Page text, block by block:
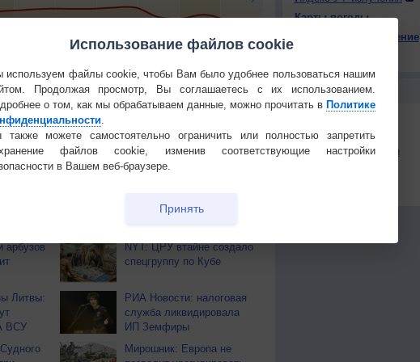
+8 +9 +10 +12 +10 +10
декада Мобильная версия
арбузов
NYT: ЦРУ втайне создало
спецгруппу по Кубе
Литвы:
ВСУ
РИА Новости: налоговая
служба ликвидировала
ИП Земфиры
Мирошник: Европа не
Карты погоды
Атмосферное давление
КОНТАКТЫ
Политика
конфиденциальности
Использование файлов cookie
используем файлы cookie, чтобы Вам было удобнее пользоваться нашим
Продолжая просмотр, Вы соглашаетесь с их использованием.
о том, как мы обрабатываем данные, можно прочитать в Политике
также можете самостоятельно ограничить или полностью запретить
файлов cookie, изменив соответствующие настройки
в Вашем веб-браузере.
Принять